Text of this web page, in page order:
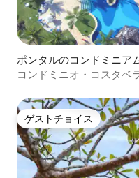
ポンタルのコンドミニア
コンドミニオ・コスタベ
ゲストチョイス
ゲストチョイス